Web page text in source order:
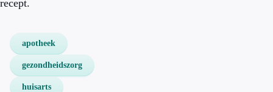
recept.
apotheek
gezondheidszorg
huisarts